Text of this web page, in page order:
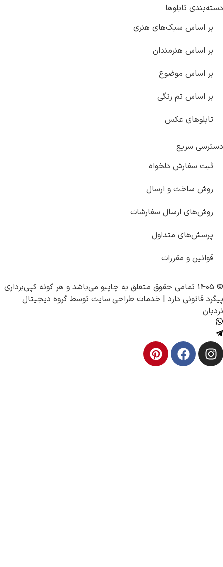
سبک‌های هنری
هنرمندان
موضوع
تم رنگی
عکس
دلخواه
و ارسال
ارسال سفارشات
متداول
مقررات
چاپبومی‌باشد و هر گونه کپی‌برداری
دارد |خدمات طراحی سایتتوسطگروه دیجیتال